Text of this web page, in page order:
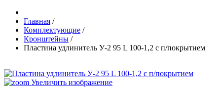
Главная /
Комплектующие /
Кронштейны /
Пластина удлинитель У-2 95 L 100-1,2 с п/покрытием
Увеличить изображение